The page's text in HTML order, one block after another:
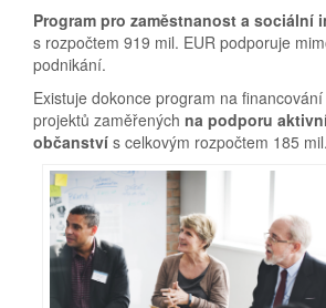
Program pro zaměstnanost a sociální
s rozpočtem 919 mil. EUR podporuje
podnikání.
Existuje dokonce program na
projektů zaměřených na podporu
občanství s celkovým rozpočtem 185